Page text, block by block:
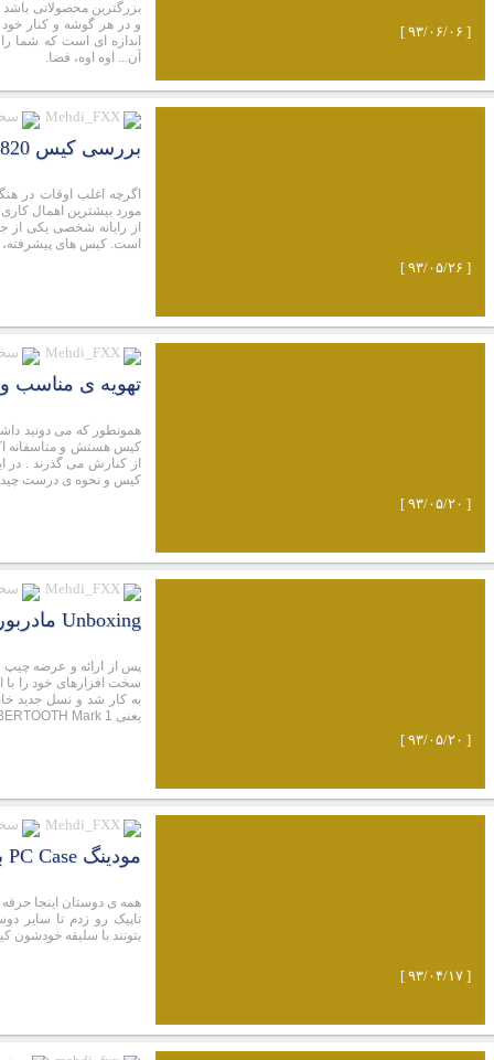
و در هر گوشه و کنار
اندازه ای است که شما
آن... اوه اوه، فضا.
[ ۹۳/۰۶/۰۶ ]
بررسی کیس Phantom 820 از کمپانی NZXT
اگرچه اغلب اوقات در
مورد بیشترین اهمال
است. کیس های پیشرفته،
[ ۹۳/۰۵/۲۶ ]
تهویه ی مناسب
همونطور که می دونید
کیس هستش و متاسفانه
از کنارش می گذرند . در
کیس و نحوه ی درست
[ ۹۳/۰۵/۲۰ ]
Unboxing مادربورد SABERTOOTH Z97 MARK 1
یعنی Z97 SABERTOOTH Mark 1 را معرفی نمود.
[ ۹۳/۰۵/۲۰ ]
مودینگ PC Case بنام DOVAHKIIN
همه ی دوستان اینجا
تاپیک رو زدم تا سایر
بتونند با سلیقه
[ ۹۳/۰۴/۱۷ ]